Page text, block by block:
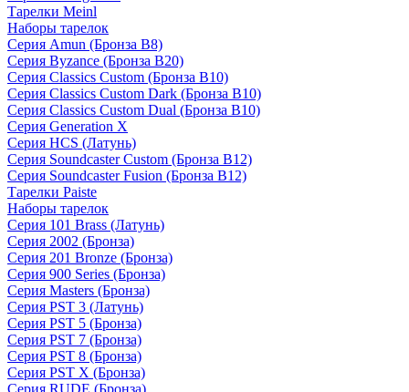
Тарелки Meinl
Наборы тарелок
Серия Amun (Бронза B8)
Серия Byzance (Бронза B20)
Серия Classics Custom (Бронза B10)
Серия Classics Custom Dark (Бронза B10)
Серия Classics Custom Dual (Бронза B10)
Серия Generation X
Серия HCS (Латунь)
Серия Soundcaster Custom (Бронза B12)
Серия Soundcaster Fusion (Бронза B12)
Тарелки Paiste
Наборы тарелок
Серия 101 Brass (Латунь)
Серия 2002 (Бронза)
Серия 201 Bronze (Бронза)
Серия 900 Series (Бронза)
Серия Masters (Бронза)
Серия PST 3 (Латунь)
Серия PST 5 (Бронза)
Серия PST 7 (Бронза)
Серия PST 8 (Бронза)
Серия PST X (Бронза)
Серия RUDE (Бронза)